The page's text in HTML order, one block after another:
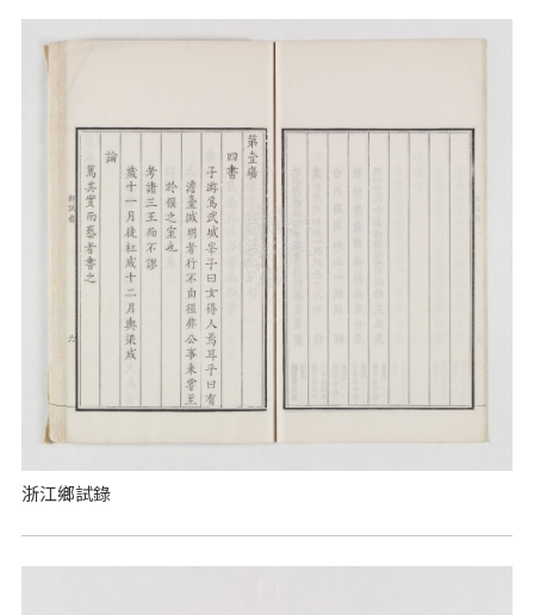
浙江鄉試錄